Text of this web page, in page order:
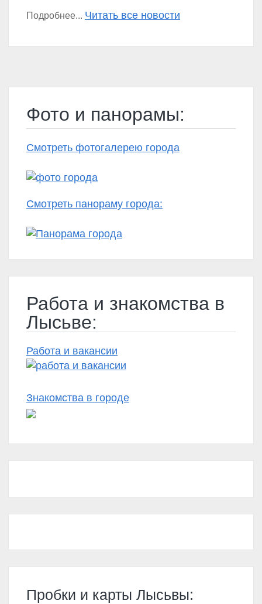
Подробнее... Читать все новости
Фото и панорамы:
Смотреть фотогалерею города
Смотреть панораму города:
Работа и знакомства в
Лысьве:
Работа и вакансии
Знакомства в городе
Пробки и карты Лысьвы: